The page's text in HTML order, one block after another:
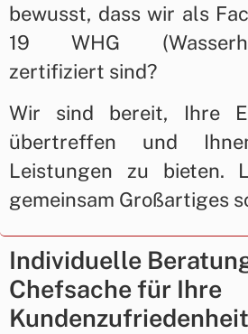
bewusst, dass wir als
19 WHG
zertifiziert sind?
Wir sind bereit, Ihre
übertreffen und
Leistungen zu bieten.
gemeinsam Großartiges
Individuelle
Chefsache für Ihre
Kundenzufriedenheit